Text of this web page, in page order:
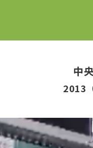
中
2013